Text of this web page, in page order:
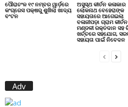
ପୌରାଚଂଳ ୧୯ ନମ୍ବର ୱାର୍ଡ଼ରେ
କଂଗ୍ରେସ ପକ୍ଷରୁ ଶୁଖିଲା ଖାଦ୍ୟ
ବଂଟନ
ଅସୁସ୍ଥ କୀର୍ତନ କଳାକାର
ଲୋକନାଥ ବେହେରାଙ୍କ
ସହାୟତାରେ ଆଗେଇଲା
ବଳାଜୀପଡ଼ା ଗ୍ରାମ କୀର୍ତନ
ମଣ୍ଡଳୀ ରକ୍ତଦାନ ସହ
ଖର୍ଚ୍ଚରେ ସହଯୋଗ,
ସହାୟତା ପାଇଁ ନିବେଦନ
Adv